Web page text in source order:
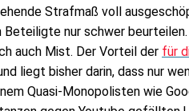
Strafmaß voll
nur schwer beurteilen.
auch Mist. Der Vorteil der für
liegt bisher darin, dass nur
Quasi-Monopolisten wie